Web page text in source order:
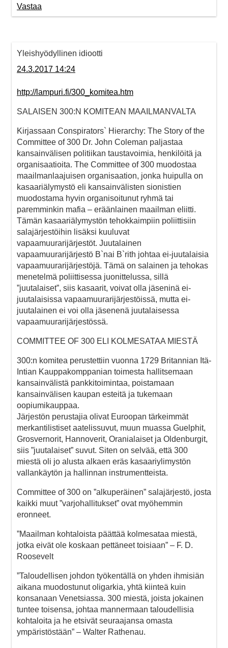
Vastaa
Yleishyödyllinen idiootti
24.3.2017 14:24
http://lampuri.fi/300_komitea.htm
SALAISEN 300:N KOMITEAN MAAILMANVALTA
Kirjassaan Conspirators` Hierarchy: The Story of the
Committee of 300 Dr. John Coleman paljastaa
kansainvälisen politiikan taustavoimia, henkilöitä ja
organisaatioita. The Committee of 300 muodostaa
maailmanlaajuisen organisaation, jonka huipulla on
kasaariälymystö eli kansainvälisten sionistien
muodostama hyvin organisoitunut ryhmä tai
paremminkin mafia – eräänlainen maailman eliitti.
Tämän kasaariälymystön tehokkaimpiin poliittisiin
salajärjestöihin lisäksi kuuluvat
vapaamuurarijärjestöt. Juutalainen
vapaamuurarijärjestö B`nai B`rith johtaa ei-juutalaisia
vapaamuurarijärjestöjä. Tämä on salainen ja tehokas
menetelmä poliittisessa juonittelussa, sillä
”juutalaiset”, siis kasaarit, voivat olla jäseninä ei-
juutalaisissa vapaamuurarijärjestöissä, mutta ei-
juutalainen ei voi olla jäsenenä juutalaisessa
vapaamuurarijärjestössä.
COMMITTEE OF 300 ELI KOLMESATAA MIESTÄ
300:n komitea perustettiin vuonna 1729 Britannian Itä-
Intian Kauppakomppanian toimesta hallitsemaan
kansainvälistä pankkitoimintaa, poistamaan
kansainvälisen kaupan esteitä ja tukemaan
oopiumikauppaa.
Järjestön perustajia olivat Euroopan tärkeimmät
merkantilistiset aatelissuvut, muun muassa Guelphit,
Grosvernorit, Hannoverit, Oranialaiset ja Oldenburgit,
siis ”juutalaiset” suvut. Siten on selvää, että 300
miestä oli jo alusta alkaen eräs kasaariylimystön
vallankäytön ja hallinnan instrumentteista.
Committee of 300 on ”alkuperäinen” salajärjestö, josta
kaikki muut ”varjohallitukset” ovat myöhemmin
eronneet.
”Maailman kohtaloista päättää kolmesataa miestä,
jotka eivät ole koskaan pettäneet toisiaan” – F. D.
Roosevelt
”Taloudellisen johdon työkentällä on yhden ihmisiän
aikana muodostunut oligarkia, yhtä kiinteä kuin
konsanaan Venetsiassa. 300 miestä, joista jokainen
tuntee toisensa, johtaa mannermaan taloudellisia
kohtaloita ja he etsivät seuraajansa omasta
ympäristöstään” – Walter Rathenau.